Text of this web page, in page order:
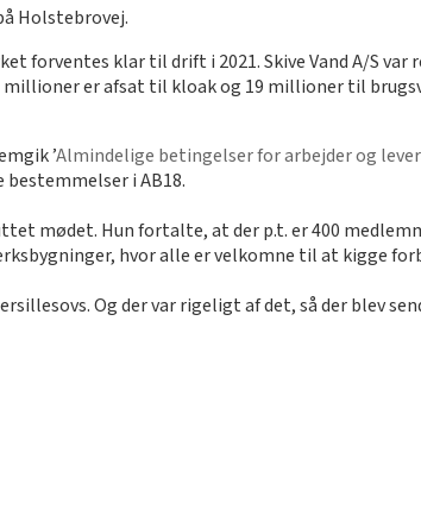
Holstebrovej.
klar til drift i 2021. Skive Vand A/S
er afsat til kloak og 19 millioner til
’Almindelige betingelser for arbejder og
bestemmelser i AB18.
mødet. Hun fortalte, at der p.t. er 400
hvor alle er velkomne til at kigge
Og der var rigeligt af det, så der blev